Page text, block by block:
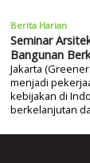
Berita Harian
Seminar
Bangunan
Jakarta
menjadi
kebijakan di
berkelanjutan